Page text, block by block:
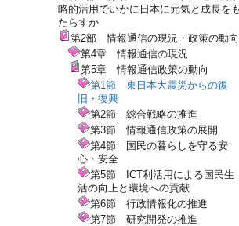
略的活用でいかに日本に元気と成長をも
たらすか
第2部 情報通信の現況・政策の動向
第4章 情報通信の現況
第5章 情報通信政策の動向
第1節 東日本大震災からの復
旧・復興
第2節 総合戦略の推進
第3節 情報通信政策の展開
第4節 国民の暮らしを守る安
心・安全
第5節 ICT利活用による国民生
活の向上と環境への貢献
第6節 行政情報化の推進
第7節 研究開発の推進